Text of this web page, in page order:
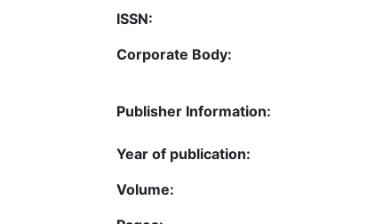
ISSN:
Corporate Body:
Publisher Information:
Year of publication:
Volume: